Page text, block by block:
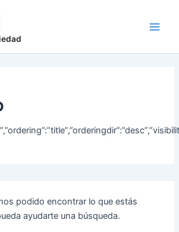
podido encontrar lo que estás
ayudarte una búsqueda.